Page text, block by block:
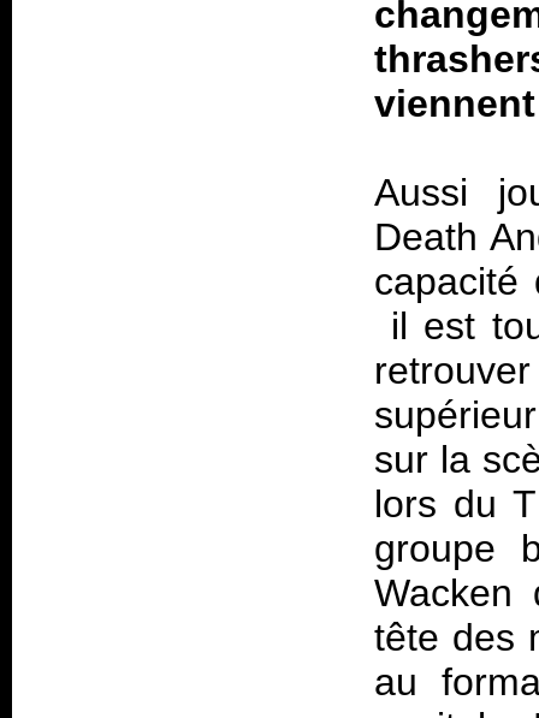
Aussi
Death
capacité
il est
sur la
lors du
groupe
Wacken
tête des
au